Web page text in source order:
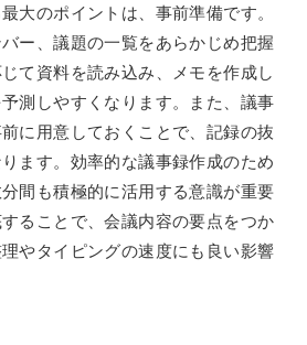
大のポイントは、事前準備です。
ー、議題の一覧をあらかじめ把握
て資料を読み込み、メモを作成し
測しやすくなります。また、議事
に用意しておくことで、記録の抜
ます。効率的な議事録作成のため
間も積極的に活用する意識が重要
ることで、会議内容の要点をつか
やタイピングの速度にも良い影響